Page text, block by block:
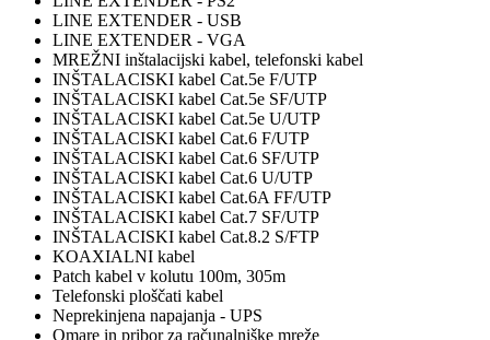
LINE EXTENDER - USB
LINE EXTENDER - VGA
MREŽNI inštalacijski kabel, telefonski kabel
INŠTALACISKI kabel Cat.5e F/UTP
INŠTALACISKI kabel Cat.5e SF/UTP
INŠTALACISKI kabel Cat.5e U/UTP
INŠTALACISKI kabel Cat.6 F/UTP
INŠTALACISKI kabel Cat.6 SF/UTP
INŠTALACISKI kabel Cat.6 U/UTP
INŠTALACISKI kabel Cat.6A FF/UTP
INŠTALACISKI kabel Cat.7 SF/UTP
INŠTALACISKI kabel Cat.8.2 S/FTP
KOAXIALNI kabel
Patch kabel v kolutu 100m, 305m
Telefonski ploščati kabel
Neprekinjena napajanja - UPS
Omare in pribor za računalniške mreže